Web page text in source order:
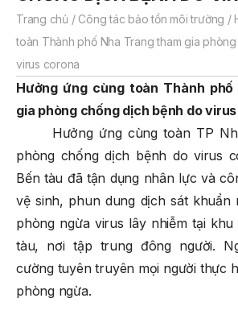
Trang chủ / Công tác bảo tồn môi trường /
toàn Thành phố Nha Trang tham gia
virus corona
Hưởng ứng cùng toàn Thành
gia phòng chống dịch bệnh do
Hưởng ứng cùng toàn TP
phòng chống dịch bệnh do virus
Bến tàu đã tận dụng nhân lực và
vệ sinh, phun dung dịch sát khuẩn
phòng ngừa virus lây nhiễm tại
tàu, nơi tập trung đông người.
cường tuyên truyên mọi người thực
phòng ngừa.